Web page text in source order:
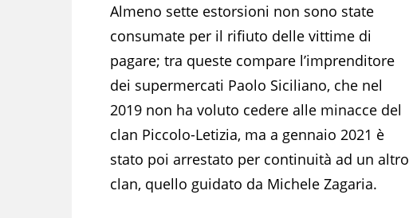
Almeno sette estorsioni non sono state
consumate per il rifiuto delle vittime di
pagare; tra queste compare l’imprenditore
dei supermercati Paolo Siciliano, che nel
2019 non ha voluto cedere alle minacce del
clan Piccolo-Letizia, ma a gennaio 2021 è
stato poi arrestato per continuità ad un altro
clan, quello guidato da Michele Zagaria.